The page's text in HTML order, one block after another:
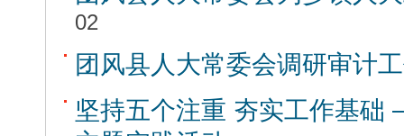
02
团风县人大常委会调研审计
坚持五个注重 夯实工作基